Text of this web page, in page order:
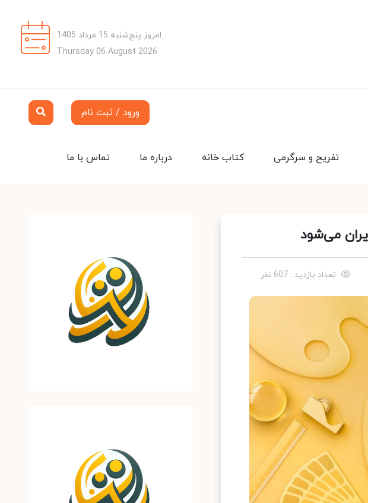
امروز پنج‌شنبه 15 مرداد 1405
Thursday 06 August 2026
ورود / ثبت نام
تماس با ما درباره ما کتاب خانه تفریح و سرگرمی
تعداد بازدید : 607 نفر